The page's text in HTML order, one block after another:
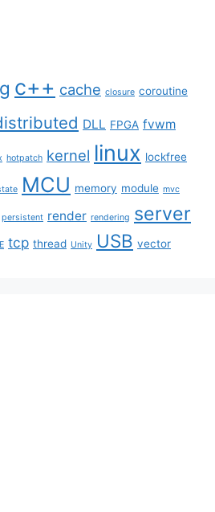
c++ cache closure coroutine
DLL FPGA fvwm
hotpatch kernel linux lockfree
MCU memory module mvc
persistent render rendering server
tcp thread Unity USB vector